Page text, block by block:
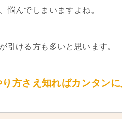
悩んでしまいますよね。
引ける方も多いと思います。
方さえ知ればカンタンに